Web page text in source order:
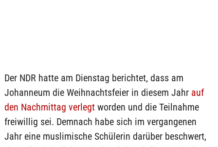
Der NDR hatte am Dienstag berichtet, dass am
Johanneum die Weihnachtsfeier in diesem Jahr auf
den Nachmittag verlegtworden und die Teilnahme
freiwillig sei. Demnach habe sich im vergangenen
Jahr eine muslimische Schülerin darüber beschwert,